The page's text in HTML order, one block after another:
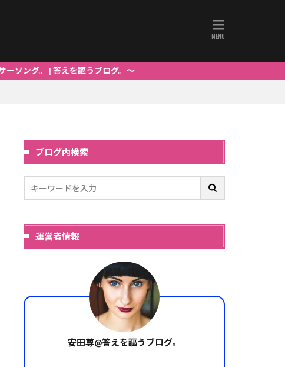
を謳うブログ。～
ブログ内検索
運営者情報
安田尊@答えを謳うブログ。